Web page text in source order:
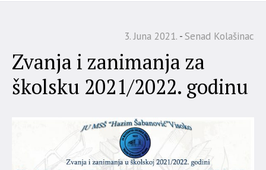
3. Juna 2021. Senad Kolašinac
Zvanja i zanimanja za
školsku 2021/2022. godinu